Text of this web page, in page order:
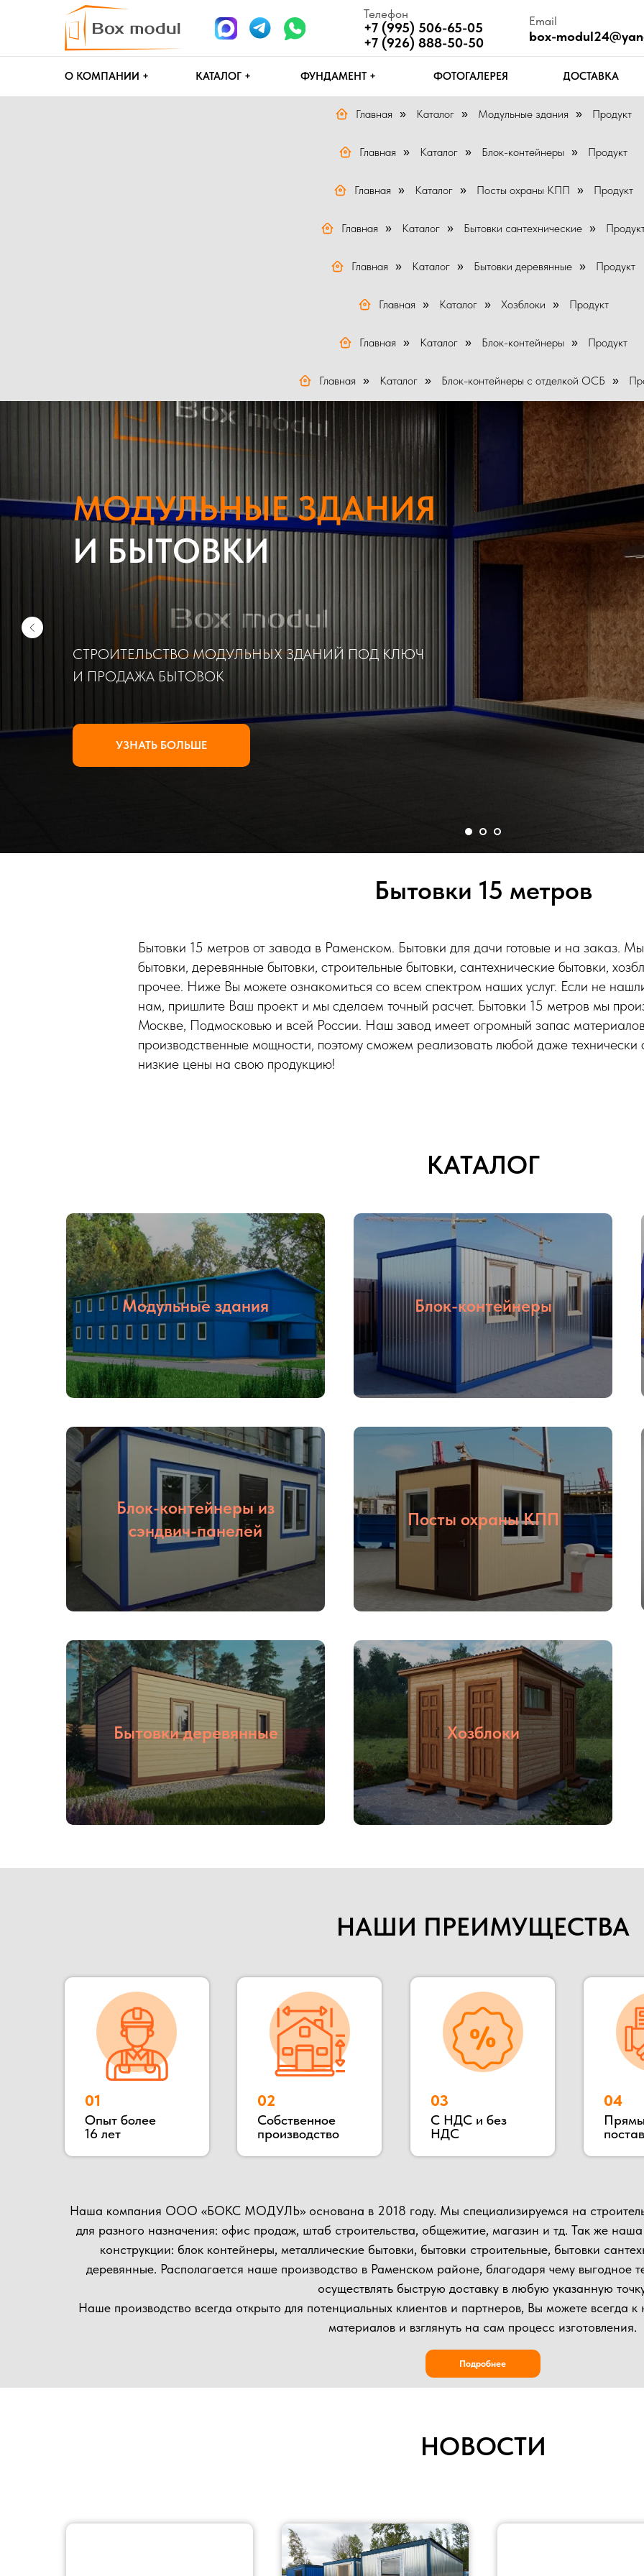
Телефон
+7 (995) 506-65-05
+7 (926) 888-50-50
box-modul24@yandex.ru
Главная » Каталог » Модульные здания » Продукт
Главная » Каталог » Блок-контейнеры » Продукт
Главная » Каталог » Посты охраны КПП » Продукт
Главная » Каталог » Бытовки сантехнические »
Главная » Каталог » Бытовки деревянные » Продукт
Главная » Каталог » Хозблоки » Продукт
Главная » Каталог » Блок-контейнеры » Продукт
Главная » Каталог » Блок-контейнеры с отделкой ОСБ »
МОДУЛЬНЫЕ ЗДАНИЯ
И БЫТОВКИ
СТРОИТЕЛЬСТВО МОДУЛЬНЫХ ЗДАНИЙ ПОД КЛЮЧ
И ПРОДАЖА БЫТОВОК
УЗНАТЬ БОЛЬШЕ
Бытовки 15 метров
Бытовки 15 метров от завода в Раменском. Бытовки для дачи готовые и на заказ.
бытовки, деревянные бытовки, строительные бытовки, сантехнические бытовки,
прочее. Ниже Вы можете ознакомиться со всем спектром наших услуг. Если не
нам, пришлите Ваш проект и мы сделаем точный расчет. Бытовки 15 метров мы
Москве, Подмосковью и всей России. Наш завод имеет огромный запас
производственные мощности, поэтому сможем реализовать любой даже
низкие цены на свою продукцию!
КАТАЛОГ
Модульные здания Блок-контейнеры
Блок-контейнеры из
сэндвич-панелей
Посты охраны КПП
Бытовки деревянные Хозблоки
НАШИ ПРЕИМУЩЕСТВА
Наша компания ООО «БОКС МОДУЛЬ» основана в 2018 году. Мы специализируемся на строительстве
для разного назначения: офис продаж, штаб строительства, общежитие, магазин и тд. Так же наша компания
конструкции: блок контейнеры, металлические бытовки, бытовки строительные, бытовки сантехнические,
деревянные. Располагается наше производство в Раменском районе, благодаря чему выгодное
осуществлять быструю доставку в любую указанную точку.
Наше производство всегда открыто для потенциальных клиентов и партнеров, Вы можете всегда к нам приехать
материалов и взглянуть на сам процесс изготовления.
НОВОСТИ